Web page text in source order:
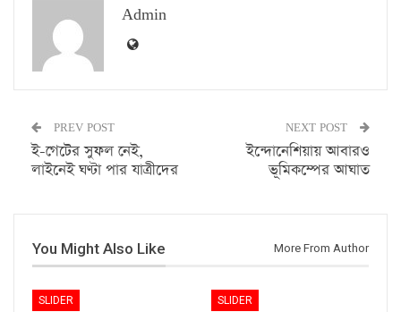
Admin
PREV POST
ই-গেটের সুফল নেই,
লাইনেই ঘণ্টা পার যাত্রীদের
NEXT POST
ইন্দোনেশিয়ায় আবারও
ভূমিকম্পের আঘাত
You Might Also Like More From Author
SLIDER SLIDER